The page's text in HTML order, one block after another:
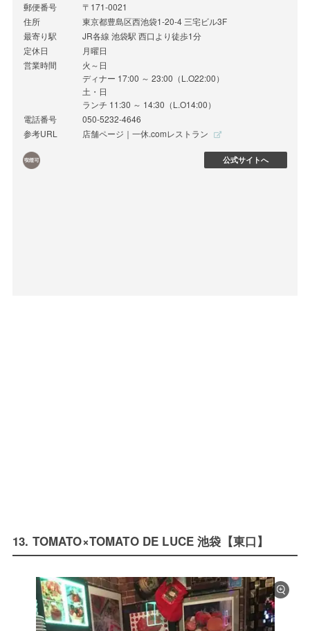
郵便番号
〒171-0021
住所
東京都豊島区西池袋1-20-4 三宅ビル3F
最寄り駅
JR各線 池袋駅 西口より徒歩1分
定休日
月曜日
営業時間
火～日
ディナー 17:00 ～ 23:00（L.O22:00）
土・日
ランチ 11:30 ～ 14:30（L.O14:00）
電話番号
050-5232-4646
参考URL
店舗ページ｜一休.comレストラン
公式サイトへ
13. TOMATO×TOMATO DE LUCE 池袋【東口】